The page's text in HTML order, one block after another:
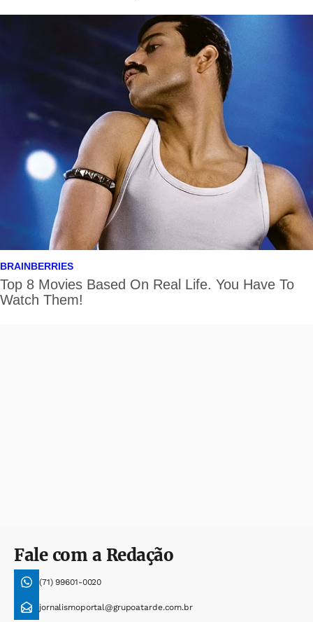
Fale com a Redação
(71) 99601-0020
jornalismoportal@grupoatarde.com.br